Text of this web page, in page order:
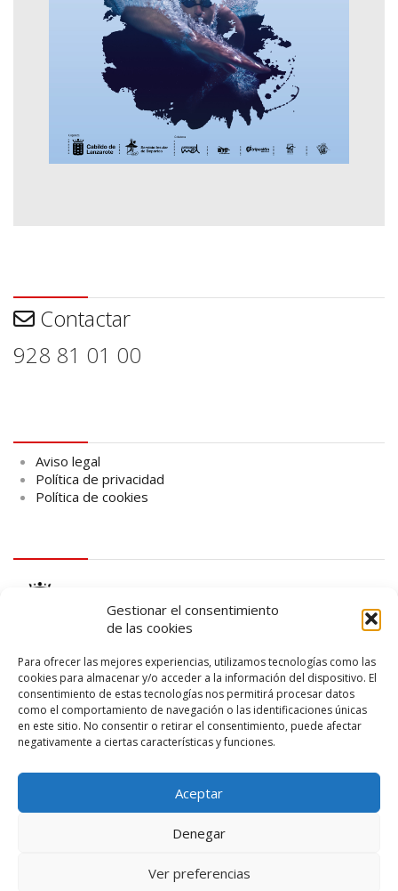
Gestionar el consentimiento
de las cookies
Para ofrecer las mejores experiencias, utilizamos tecnologías como las
cookies para almacenar y/o acceder a la información del dispositivo. El
consentimiento de estas tecnologías nos permitirá procesar datos
como el comportamiento de navegación o las identificaciones únicas
en este sitio. No consentir o retirar el consentimiento, puede afectar
negativamente a ciertas características y funciones.
Aceptar
Denegar
Ver preferencias
Contactar
928 81 01 00
Aviso legal
Política de privacidad
Política de cookies
logo SID